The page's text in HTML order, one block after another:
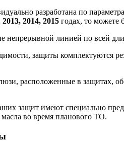
разработана по
2013, 2014, 2015 годах, то можете
непрерывной линией по всей
защиты комплектуются
расположенные в защитах,
защит имеют специально
во время планового ТО.